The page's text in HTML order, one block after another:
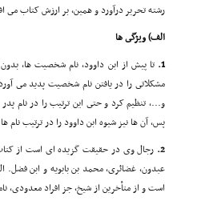
رشته تحریر درآورد و همین، بر ارزش کتاب
الف) ویژگى ها
1. تا پیش از ابن داوود، نام شخصیت ها،
مشکلاتى را در یافتن نام شخصیت پدید مى
و...، تنظیم کرد و حتى این ترتیب را در نام
پس، آن ها نیز شیوه ابن داوود را در ترتیب نام
2. رجال وى در حقیقت گزیده اى است از
عبدون، غضائرى، محمد بن بابویه و ابن فضل.
است و از متأخرین از شیخ، جز افراد